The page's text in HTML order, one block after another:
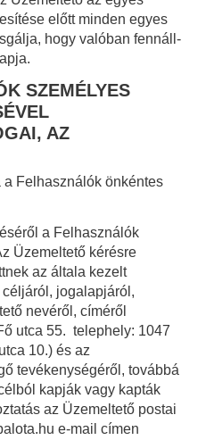
előtt minden egyes
hogy valóban fennáll-
SZEMÉLYES
AZ
Felhasználók önkéntes
a Felhasználók
Üzemeltető kérésre
az általa kezelt
jogalapjáról,
nevéről, címéről
utca 55. telephely: 1047
10.) és az
tevékenységéről, továbbá
kapják vagy kapták
az Üzemeltető postai
e-mail címen